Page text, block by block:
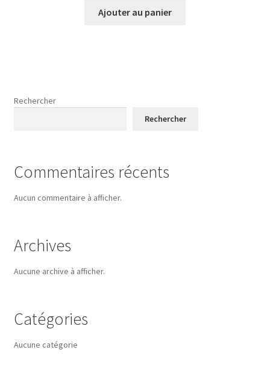
Ajouter au panier
Rechercher
Rechercher
Commentaires récents
Aucun commentaire à afficher.
Archives
Aucune archive à afficher.
Catégories
Aucune catégorie